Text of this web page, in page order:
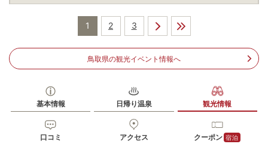
駐車場 無料（8台）
0858430734
※ 掲載情報は変更になる場合があります。最新の内容はご利用前にご自身でお
※ 料金情報は税込・税抜表記が混ざっております。正しい金額はご利用前にご
1 2 3
鳥取県の観光イベント情報へ
基本情報 日帰り温泉 観光情報
口コミ アクセス クーポン 宿泊